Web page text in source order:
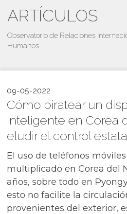
ARTÍCULOS
Observatorio de Relaciones
Humanos
09-05-2022
Cómo piratear un
inteligente en Corea
eludir el control
El uso de teléfonos
multiplicado en Corea del
años, sobre todo en
esto no facilite la
provenientes del exterior,